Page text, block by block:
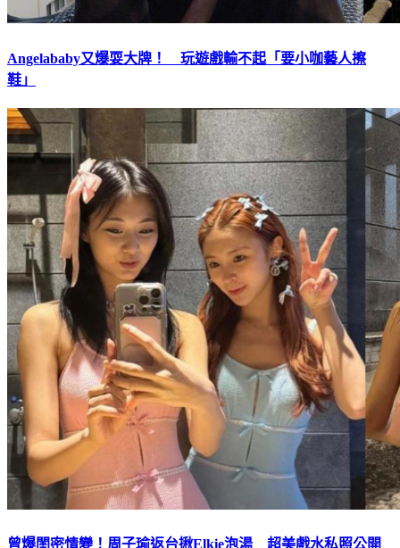
Angelababy又爆耍大牌！ 玩遊戲輸不起「要小咖藝人擦
鞋」
曾爆閨密情變！周子瑜返台揪Elkie泡湯 超美戲水私照公開